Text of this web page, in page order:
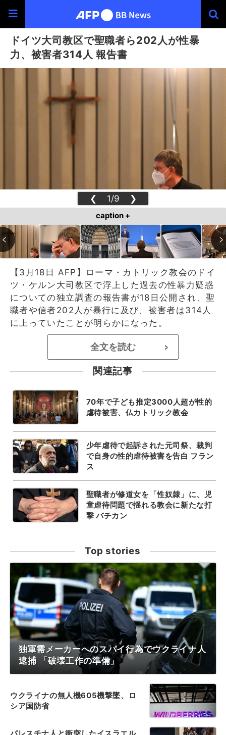
ドイツ大司教区で聖職者ら202人が性暴
力、被害者314人 報告書
❮ 1/9 ❯
caption +
【3月18日 AFP】ローマ・カトリック教会のドイ
ツ・ケルン大司教区で浮上した過去の性暴力疑惑
についての独立調査の報告書が18日公開され、聖
職者や信者202人が暴行に及び、被害者は314人
に上っていたことが明らかになった。
全文を読む >
関連記事
70年で子ども推定3000人超が性的
虐待被害、仏カトリック教会
少年虐待で起訴された元司祭、裁判
で自身の性的虐待被害を告白 フラン
ス
聖職者が修道女を「性奴隷」に、児
童虐待問題で揺れる教会に新たな打
撃 バチカン
Top stories
独軍需メーカーへのスパイ行為でウクライナ人
逮捕 「破壊工作の準備」
ウクライナの無人機605機撃墜、ロ
シア国防省